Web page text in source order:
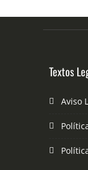
Textos
Aviso